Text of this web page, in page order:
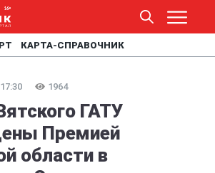
КАРТА-СПРАВОЧНИК
1964
ГАТУ
Премией
области в